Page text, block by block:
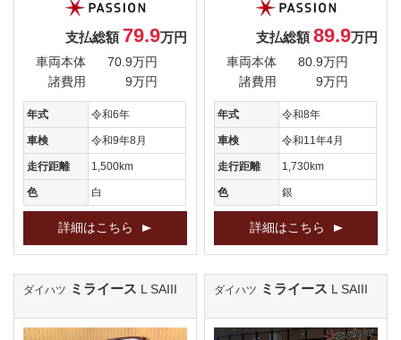
支払総額 79.9万円
車両本体
70.9万円
諸費用
9万円
年式 令和6年
車検 令和9年8月
走行距離 1,500km
色 白
詳細はこちら
支払総額89.9万円
車両本体
80.9万円
諸費用
9万円
年式 令和8年
車検 令和11年4月
走行距離 1,730km
色 銀
詳細はこちら
ダイハツ ミライース L SAIII ダイハツ ミライース L SAIII